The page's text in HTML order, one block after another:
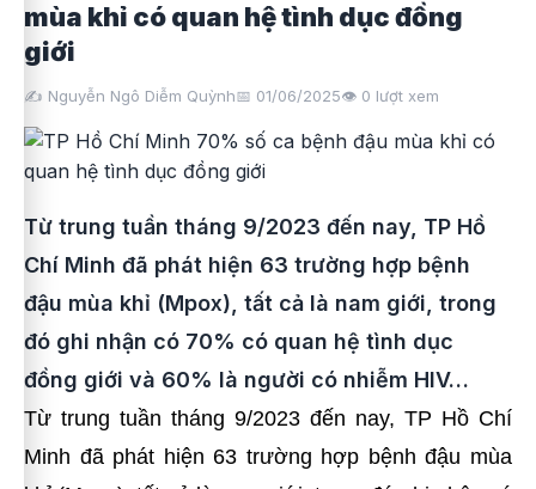
mùa khỉ có quan hệ tình dục đồng
giới
✍️ Nguyễn Ngô Diễm Quỳnh📅 01/06/2025👁️ 0 lượt xem
Từ trung tuần tháng 9/2023 đến nay, TP Hồ
Chí Minh đã phát hiện 63 trường hợp bệnh
đậu mùa khỉ (Mpox), tất cả là nam giới, trong
đó ghi nhận có 70% có quan hệ tình dục
đồng giới và 60% là người có nhiễm HIV…
Từ trung tuần tháng 9/2023 đến nay, TP Hồ Chí
Minh đã phát hiện 63 trường hợp bệnh đậu mùa